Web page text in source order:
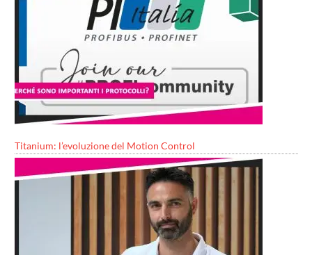
Titanium: l’evoluzione del Motion Control